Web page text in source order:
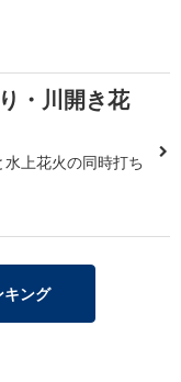
・川開き花
上花火の同時打ち
キング